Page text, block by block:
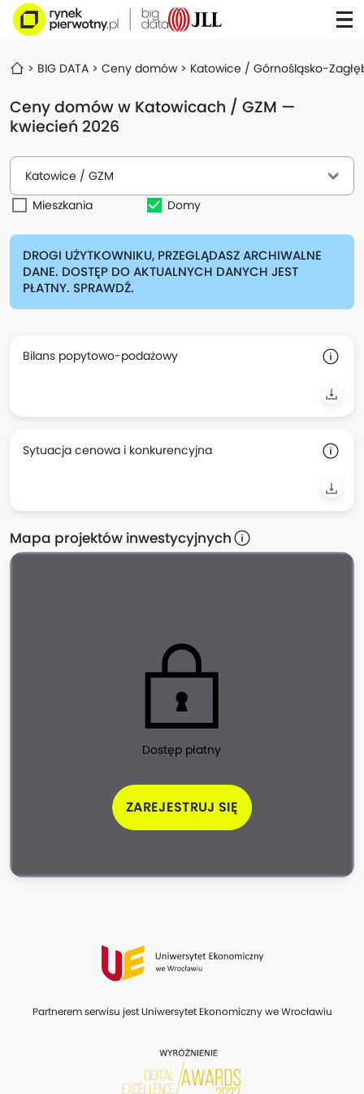
BIG DATA Ceny domów Katowice / Górnośląsko-
Ceny domów w Katowicach / GZM —
kwiecień 2026
Mieszkania Domy
Katowice / GZM
DROGI UŻYTKOWNIKU, PRZEGLĄDASZ ARCHIWALNE
DANE. DOSTĘP DO AKTUALNYCH DANYCH JEST
PŁATNY. SPRAWDŹ.
Bilans popytowo-podażowy
Sytuacja cenowa i konkurencyjna
Mapa projektów inwestycyjnych
Dostęp płatny
ZAREJESTRUJ SIĘ
Partnerem serwisu jest Uniwersytet Ekonomiczny we Wrocławiu